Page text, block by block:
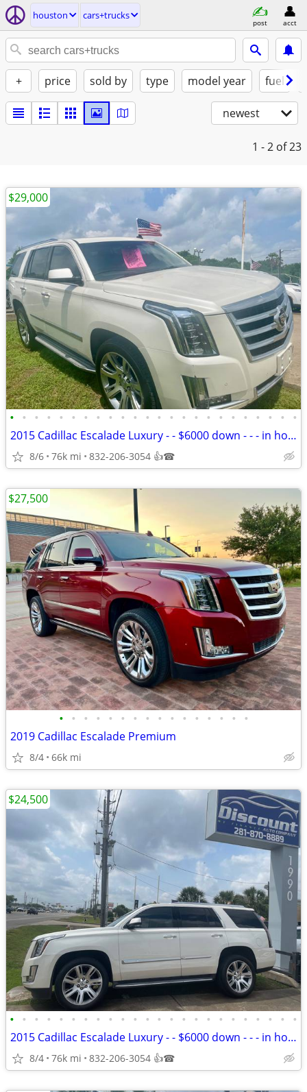
houston cars+trucks
post acct
+ price sold by type model year fuel
newest
1 - 2 of 23
• • • • • • • • • • • • • • • • • • • • • • • •
2015 Cadillac Escalade Luxury - - $6000 down - - - in house finance
8/6 76k mi 832-206-3054 👍☎
$29,000
• • • • • • • • • • • • • • • •
2019 Cadillac Escalade Premium
8/4 66k mi
$27,500
• • • • • • • • • • • • • • • • • • • • • • • •
2015 Cadillac Escalade Luxury - - $6000 down - - - in house finance
8/4 76k mi 832-206-3054 👍☎
$24,500